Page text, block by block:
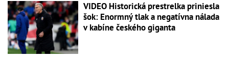
VIDEO Historická prestrelka priniesla
šok: Enormný tlak a negatívna nálada
v kabíne českého giganta